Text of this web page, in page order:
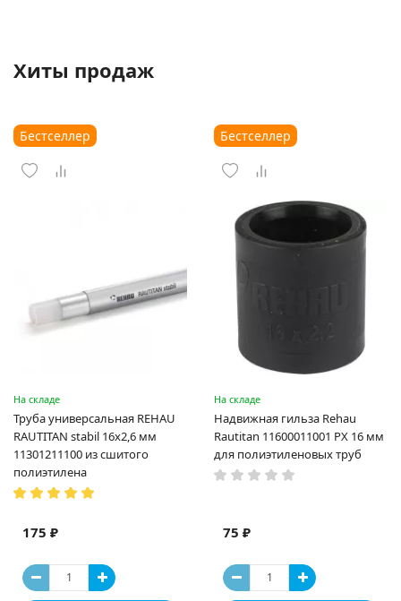
Хиты продаж
Бестселлер
На складе
Труба универсальная REHAU
RAUTITAN stabil 16х2,6 мм
11301211100 из сшитого
полиэтилена
175 ₽
Бестселлер
На складе
Надвижная гильза Rehau
Rautitan 11600011001 PX 16 мм
для полиэтиленовых труб
75 ₽